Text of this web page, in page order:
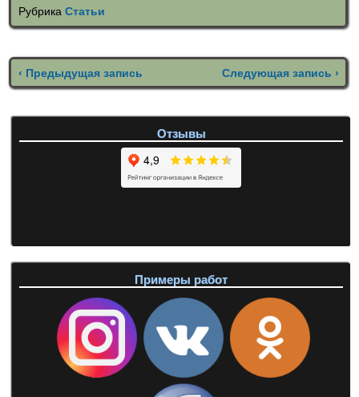
o
l
a
s
s
e
r
a
m
A
p
p
Рубрика Статьи
‹ Предыдущая запись Следующая запись ›
Отзывы
Примеры работ